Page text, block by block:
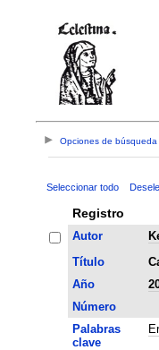
Opciones de búsqueda
Seleccionar todo
Registro
Autor
Título
Año
Número
Palabras
clave